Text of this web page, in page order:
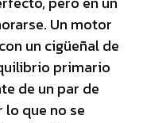
Un motor
un cigüeñal de
primario
de un par de
que no se